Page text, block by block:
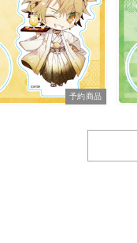
予約商品